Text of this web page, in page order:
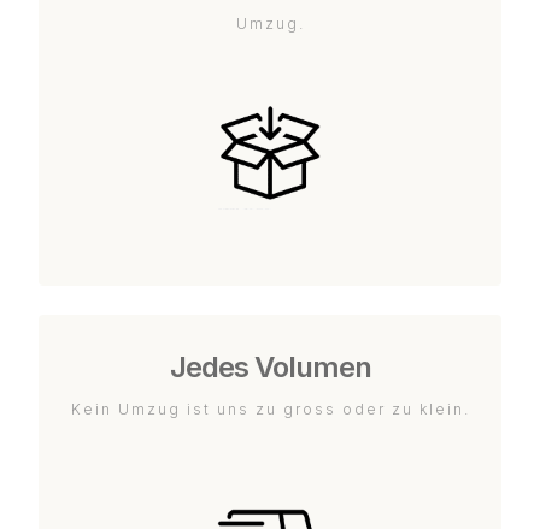
Umzug.
Jedes Volumen
Kein Umzug ist uns zu gross oder zu klein.